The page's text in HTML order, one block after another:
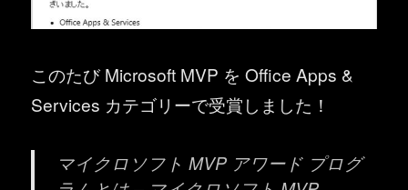
このたび Microsoft MVP を Office Apps &
Services カテゴリーで受賞しました！
マイクロソフト MVP アワード プログ